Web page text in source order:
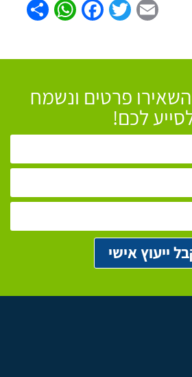
Email
Twitter
פרטים ונשמח
לכם!